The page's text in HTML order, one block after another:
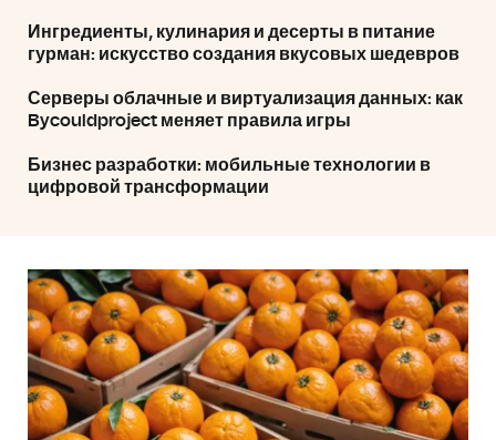
Ингредиенты, кулинария и десерты в питание
гурман: искусство создания вкусовых шедевров
Серверы облачные и виртуализация данных: как
Bycouldproject меняет правила игры
Бизнес разработки: мобильные технологии в
цифровой трансформации